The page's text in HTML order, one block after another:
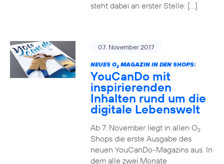
steht dabei an erster Stelle: […]
07. November 2017
NEUES O2MAGAZIN IN DEN SHOPS:
YouCanDo mit
inspirierenden
Inhalten rund um die
digitale Lebenswelt
Ab 7. November liegt in allen O2
Shops die erste Ausgabe des
neuen YouCanDo-Magazins aus. In
dem alle zwei Monate